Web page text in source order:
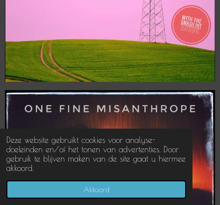
Deze website gebruikt cookies voor analyse-
doeleinden en/of het tonen van advertenties. Door
gebruik te blijven maken van de site gaat u hiermee
akkoord.
Akkoord